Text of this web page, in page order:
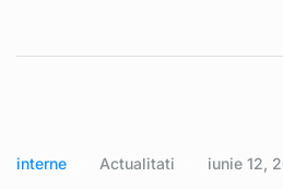
interne Actualitati iunie 12,